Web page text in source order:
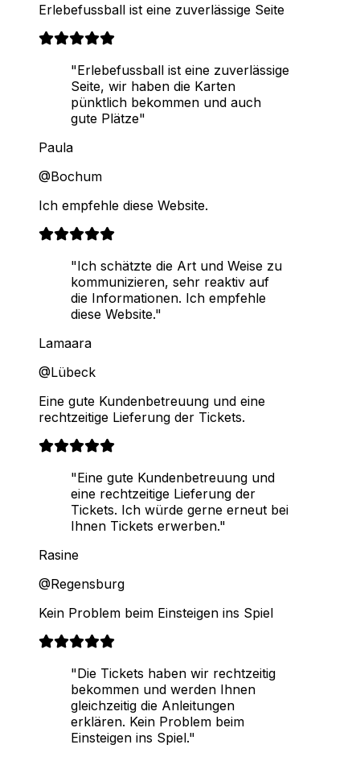
Erlebefussball ist eine zuverlässige Seite
"Erlebefussball ist eine zuverlässige
Seite, wir haben die Karten
pünktlich bekommen und auch
gute Plätze"
Paula
@Bochum
Ich empfehle diese Website.
"Ich schätzte die Art und Weise zu
kommunizieren, sehr reaktiv auf
die Informationen. Ich empfehle
diese Website."
Lamaara
@Lübeck
Eine gute Kundenbetreuung und eine
rechtzeitige Lieferung der Tickets.
"Eine gute Kundenbetreuung und
eine rechtzeitige Lieferung der
Tickets. Ich würde gerne erneut bei
Ihnen Tickets erwerben."
Rasine
@Regensburg
Kein Problem beim Einsteigen ins Spiel
"Die Tickets haben wir rechtzeitig
bekommen und werden Ihnen
gleichzeitig die Anleitungen
erklären. Kein Problem beim
Einsteigen ins Spiel."